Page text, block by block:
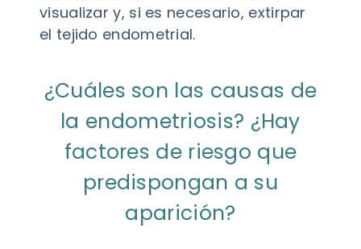
visualizar y, si es necesario, extirpar
el tejido endometrial.
¿Cuáles son las causas de
la endometriosis? ¿Hay
factores de riesgo que
predispongan a su
aparición?